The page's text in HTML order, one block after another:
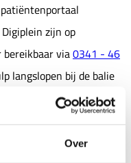
Over
zijn op
via0341 - 46
langslopen bij de balie
Harderwijk en Lelystad.
MijnStJansdal of via de